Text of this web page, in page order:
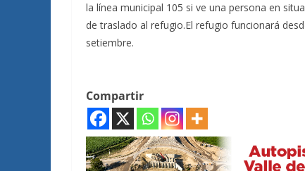
la línea municipal 105 si ve una persona en
de traslado al refugio.El refugio funcionará
setiembre.
Compartir